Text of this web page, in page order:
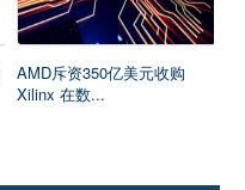
AMD斥资350亿美元收购
Xilinx 在数...